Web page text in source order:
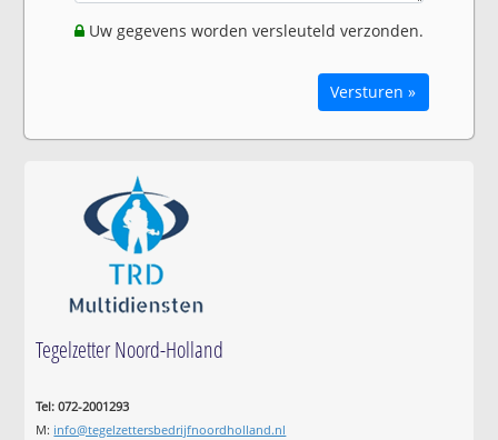
Uw gegevens worden versleuteld verzonden.
Versturen »
Tegelzetter Noord-Holland
Tel: 072-2001293
M: info@tegelzettersbedrijfnoordholland.nl